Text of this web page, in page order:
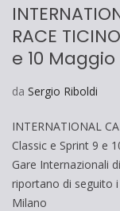
RACE
e 10 Maggio
da Sergio Riboldi
INTERNATIONAL
Classic e Sprint 9 e
Gare Internazionali
riportano di seguito
Milano